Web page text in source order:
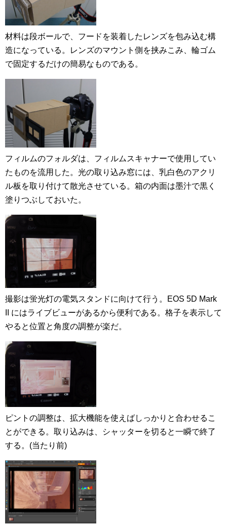
材料は段ボールで、フードを装着したレンズを包み込む構
造になっている。レンズのマウント側を挟みこみ、輪ゴム
で固定するだけの簡易なものである。
フィルムのフォルダは、フィルムスキャナーで使用してい
たものを流用した。光の取り込み窓には、乳白色のアクリ
ル板を取り付けて散光させている。箱の内面は墨汁で黒く
塗りつぶしておいた。
撮影は蛍光灯の電気スタンドに向けて行う。EOS 5D Mark
II にはライブビューがあるから便利である。格子を表示して
やると位置と角度の調整が楽だ。
ピントの調整は、拡大機能を使えばしっかりと合わせるこ
とができる。取り込みは、シャッターを切ると一瞬で終了
する。(当たり前)